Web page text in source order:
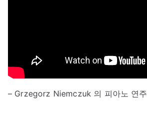
– Grzegorz Niemczuk 의 피아노 연주